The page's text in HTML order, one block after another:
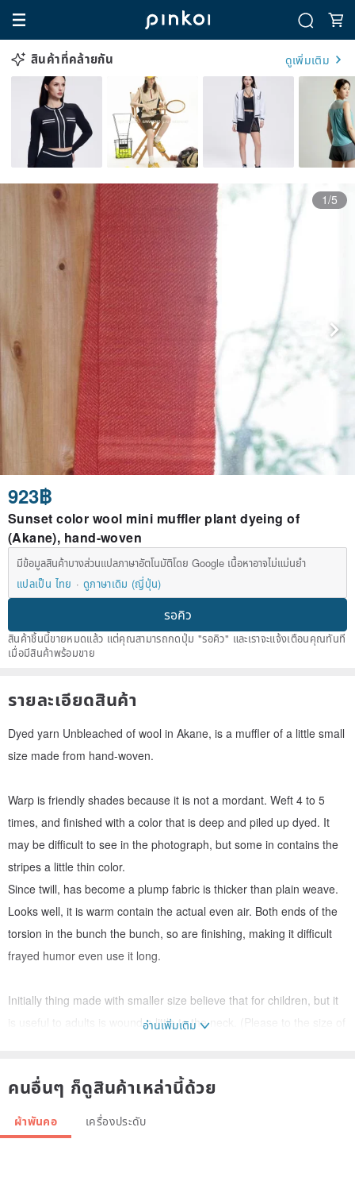
สินค้าที่คล้ายกัน ดูเพิ่มเติม
1/5
923฿
Sunset color wool mini muffler plant dyeing of
(Akane), hand-woven
มีข้อมูลสินค้าบางส่วนแปลภาษาอัตโนมัติโดย Google เนื้อหาอาจไม่แม่นยำ
แปลเป็น ไทย
ดูภาษาเดิม (ญี่ปุ่น)
รอคิว
สินค้าชิ้นนี้ขายหมดแล้ว แต่คุณสามารถกดปุ่ม "รอคิว" และเราจะแจ้งเตือนคุณทันที
เมื่อมีสินค้าพร้อมขาย
รายละเอียดสินค้า
Dyed yarn Unbleached of wool in Akane, is a muffler of a little small
size made from hand-woven.
Warp is friendly shades because it is not a mordant. Weft 4 to 5
times, and finished with a color that is deep and piled up dyed. It
may be difficult to see in the photograph, but some in contains the
stripes a little thin color.
Since twill, has become a plump fabric is thicker than plain weave.
Looks well, it is warm contain the actual even air. Both ends of the
torsion in the bunch the bunch, so are finishing, making it difficult
frayed humor even use it long.
Initially thing made with smaller size believe that for children, but it
is useful to adults is wound a little to the neck. (Please to the size of
but I think that would be helpful when asked to confirm the
atmosphere masu) is the impression that the color of choice for
those you young, bright the color is to improve the face being
อ่านเพิ่มเติม
คนอื่นๆ ก็ดูสินค้าเหล่านี้ด้วย
ผ้าพันคอ เครื่องประดับ